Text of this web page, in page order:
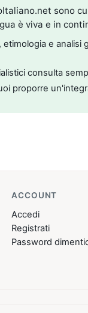
sono
è viva e in
e analisi
consulta
proporre
ACCOUNT
Accedi
Registrati
Password